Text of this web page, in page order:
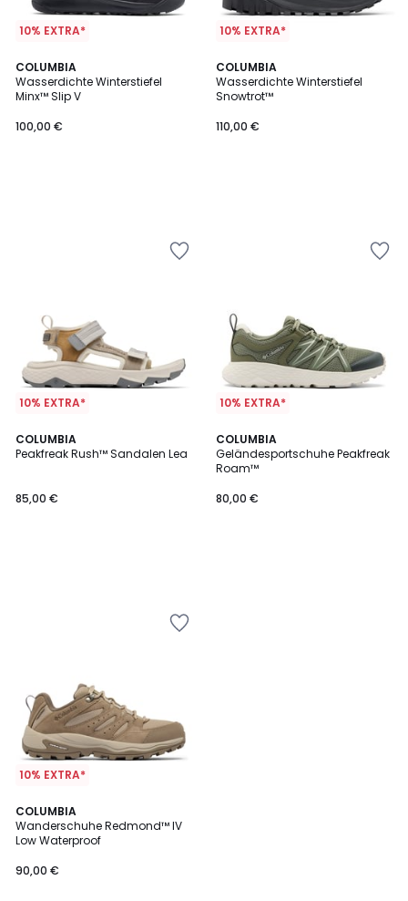
10% EXTRA*
COLUMBIA
Wasserdichte Winterstiefel
Minx™ Slip V
100,00 €
10% EXTRA*
COLUMBIA
Wasserdichte Winterstiefel
Snowtrot™
110,00 €
10% EXTRA*
COLUMBIA
Peakfreak Rush™ Sandalen Lea
85,00 €
10% EXTRA*
COLUMBIA
Geländesportschuhe Peakfreak
Roam™
80,00 €
10% EXTRA*
COLUMBIA
Wanderschuhe Redmond™ IV
Low Waterproof
90,00 €
5
/
5